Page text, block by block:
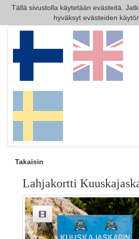
Tällä sivustolla käytetään evästeitä.
hyväksyt evästeiden
Takaisin
Lahjakortti